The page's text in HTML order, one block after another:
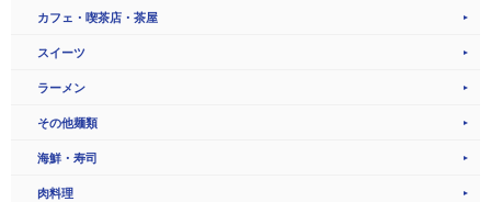
カフェ・喫茶店・茶屋
スイーツ
ラーメン
その他麺類
海鮮・寿司
肉料理